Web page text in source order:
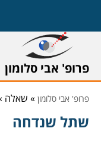
פרופ' אבי סלומון
פרופ' אבי סלומון » שאלה
שתל שנדחה